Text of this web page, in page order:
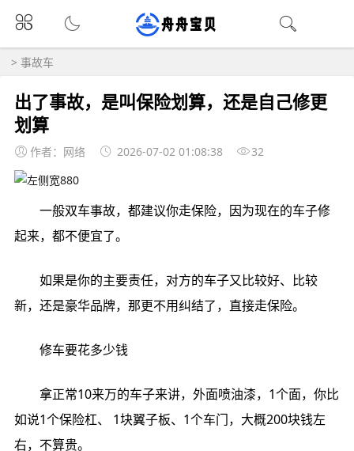
> 事故车
出了事故，是叫保险划算，还是自己修更
划算
作者：网络 2026-07-02 01:08:38 32
一般双车事故，都建议你走保险，因为现在的车子修
起来，都不便宜了。
如果是你的主要责任，对方的车子又比较好、比较
新，还是豪华品牌，那更不用纠结了，直接走保险。
修车要花多少钱
拿正常10来万的车子来讲，外面喷油漆，1个面，你比
如说1个保险杠、 1块翼子板、1个车门，大概200块钱左
右，不算贵。